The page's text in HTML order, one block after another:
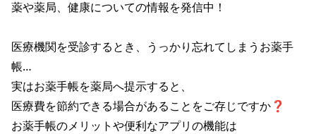
薬や薬局、健康についての情報を発信中！
医療機関を受診するとき、うっかり忘れてしまうお薬手
帳…
実はお薬手帳を薬局へ提示すると、
医療費を節約できる場合があることをご存じですか❓
お薬手帳のメリットや便利なアプリの機能は